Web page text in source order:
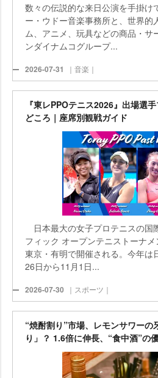
数々の伝説的な来日公演を手掛け
ー・ウドー音楽事務所と、世界的
ム、アニメ、玩具などの商品・
ンダイナムコグループ...
2026-07-31 ｜音楽｜
『東レPPOテニス2026』出場選
どころ｜座席別観戦ガイド
日本最大の女子プロテニスの国
フィック オープンテニストーナ
東京・有明で開催される。今年は
26日から11月1日...
2026-07-30 ｜スポーツ｜
“焼酎割り”市場、レモンサワーの
り」？ 1.6倍に伸長、“食中酒”の